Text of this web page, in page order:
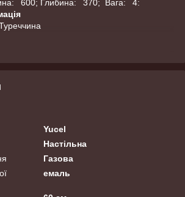
600; Глибина: 370; Вага: 4:
Yucel
Настільна
Газова
емаль